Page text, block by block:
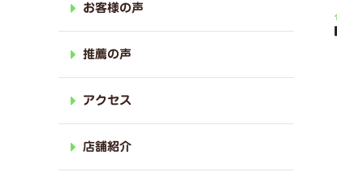
お客様の声
推薦の声
アクセス
店舗紹介